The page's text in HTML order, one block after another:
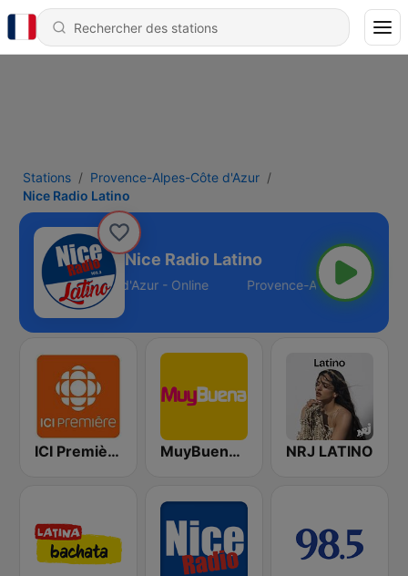
Stations
Provence-Alpes-Côte d'Azur
Nice Radio Latino
Nice Radio Latino
Alpes-Côte d'Azur - Online
ICI Première Montréal MuyBuena Valencia NRJ LATINO